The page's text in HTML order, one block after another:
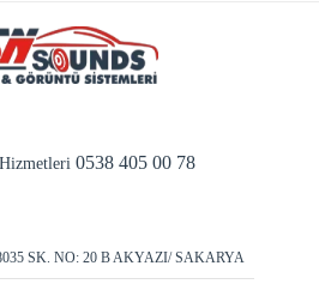
0538 405 00 78
SK. NO: 20 B AKYAZI/ SAKARYA